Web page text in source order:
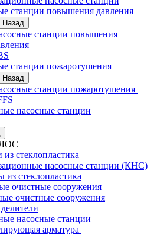
станции повышения давления
Назад
станции повышения
станции пожаротушения
Назад
станции пожаротушения
насосные станции
из стеклопластика
насосные станции (КНС)
из стеклопластика
очистные сооружения
очистные сооружения
насосные станции
арматура